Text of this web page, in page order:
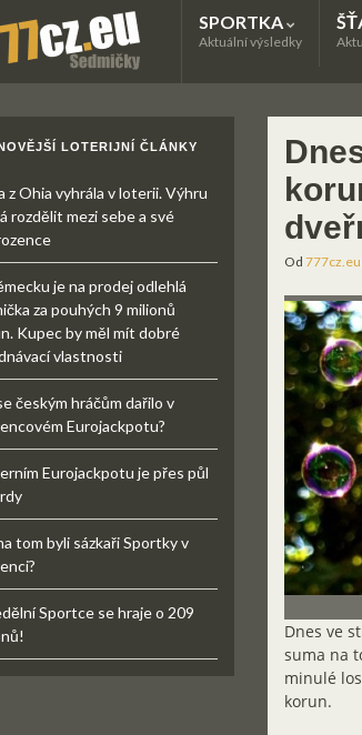
SPORTKA
Aktuální výsledky
Od 777cz.eu
Dnes ve
suma na
minulé
korun.
LOTERIJNÍ ČLÁNKY
z Ohia vyhrála v loterii. Výhru
rozdělit mezi sebe a své
je na prodej odlehlá
za pouhých 9 milionů
Kupec by měl mít dobré
vlastnosti
českým hráčům dařilo v
Eurojackpotu?
Eurojackpotu je přes půl
tom byli sázkaři Sportky v
Sportce se hraje o 209